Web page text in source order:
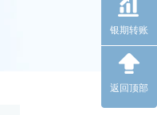
银期转账
返回顶部